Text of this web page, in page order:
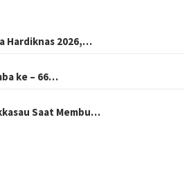
Hardiknas 2026,…
ke – 66…
Saat Membu…